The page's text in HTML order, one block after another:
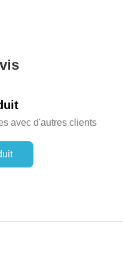
avec d'autres clients